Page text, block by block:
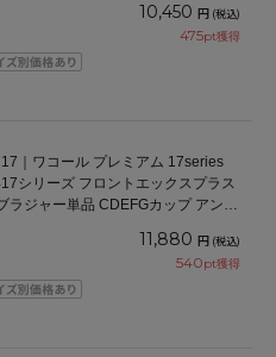
10,450 円 (税込)
475pt獲得
｜ワコール プレミアム 17series
シリーズ フロントエックスプラス
ジャー単品 CDEFGカップ アンダ
11,880 円 (税込)
540pt獲得